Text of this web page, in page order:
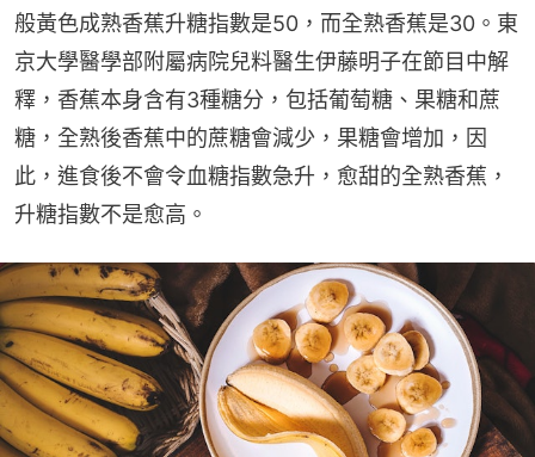
般黃色成熟香蕉升糖指數是50，而全熟香蕉是30。東
京大學醫學部附屬病院兒料醫生伊藤明子在節目中解
釋，香蕉本身含有3種糖分，包括葡萄糖、果糖和蔗
糖，全熟後香蕉中的蔗糖會減少，果糖會增加，因
此，進食後不會令血糖指數急升，愈甜的全熟香蕉，
升糖指數不是愈高。